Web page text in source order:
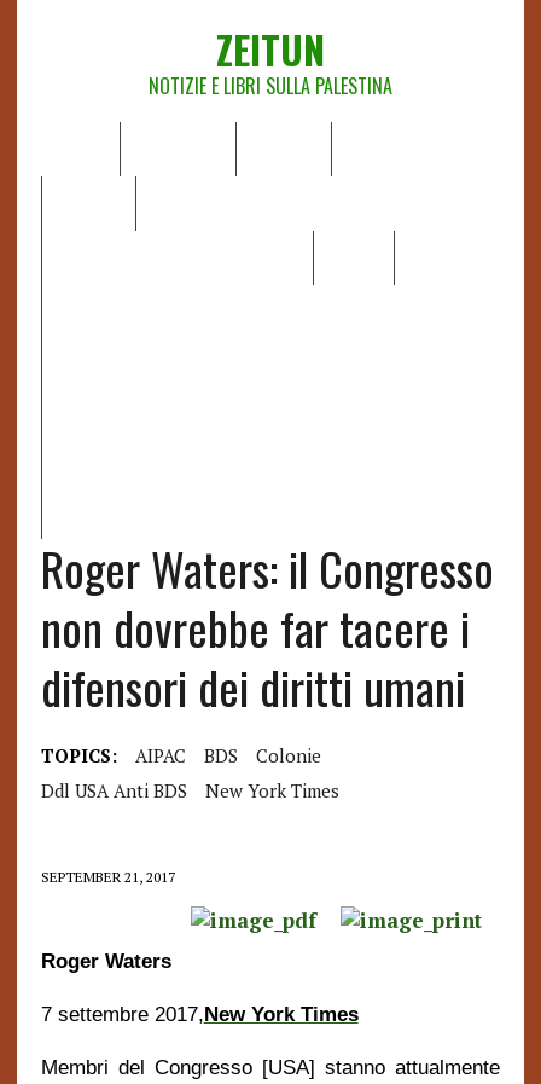
ZEITUN
NOTIZIE E LIBRI SULLA PALESTINA
Roger Waters: il Congresso
non dovrebbe far tacere i
difensori dei diritti umani
TOPICS: AIPAC BDS
Colonie
Ddl USA Anti BDS
New York Times
SEPTEMBER 21, 2017
Roger Waters
7 settembre 2017,New York Times
Membri del Congresso [USA] stanno attualmente